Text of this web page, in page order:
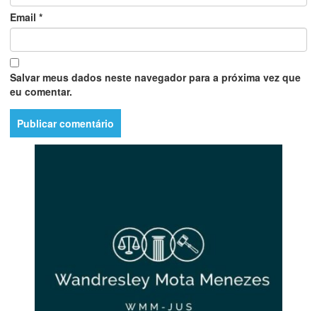
Email *
Salvar meus dados neste navegador para a próxima vez que
eu comentar.